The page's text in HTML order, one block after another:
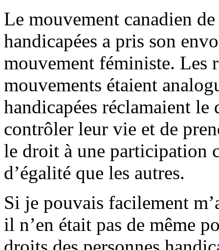
Le mouvement canadien
handicapées a pris son
mouvement féministe. Les
mouvements étaient
handicapées réclamaient
contrôler leur vie et de
le droit à une participation
d’égalité que les autres.
Si je pouvais facilement
il n’en était pas de même